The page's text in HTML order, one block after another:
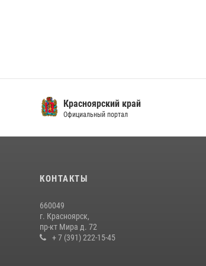
Красноярский край
Официальный портал
КОНТАКТЫ
660049
г. Красноярск,
пр-кт Мира д. 72
+ 7 (391) 222-15-45